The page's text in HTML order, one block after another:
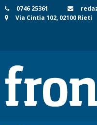
Skip
to
0746 25361
Via Cintia 102, 02100 Rieti